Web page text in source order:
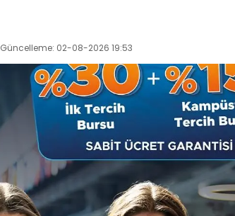
Güncelleme: 02-08-2026 19:53